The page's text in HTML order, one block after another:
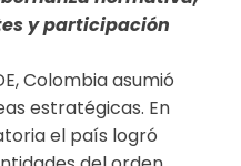
y participación
Colombia asumió
estratégicas. En
el país logró